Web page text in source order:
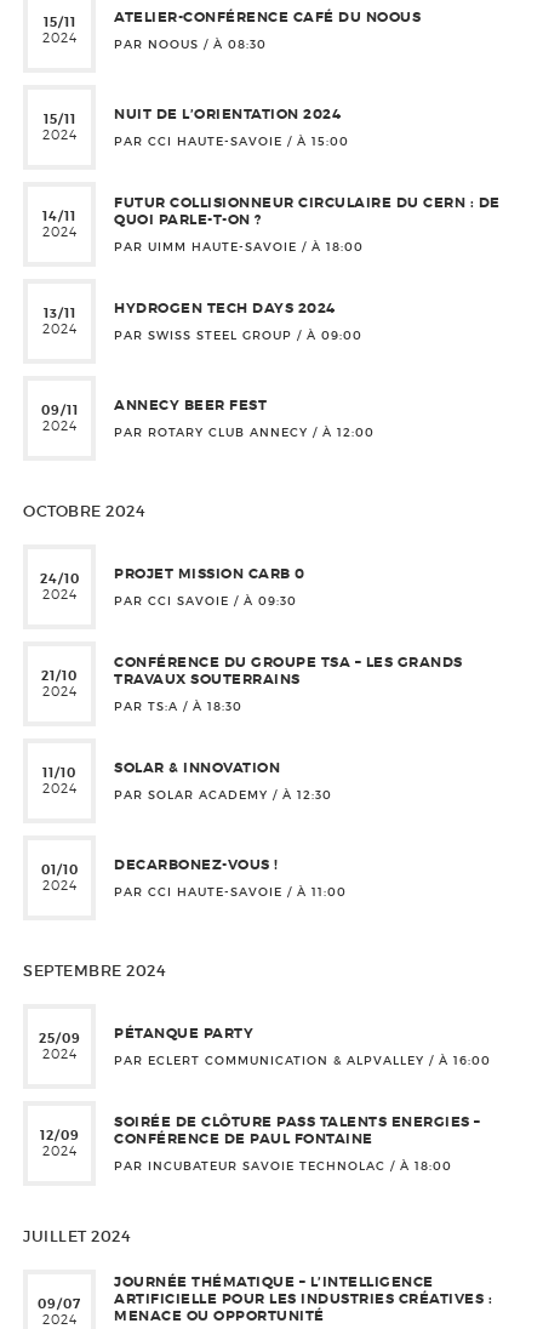
15/11
2024
ATELIER-CONFÉRENCE CAFÉ DU NOOUS
PAR NOOUS / À 08:30
15/11
2024
NUIT DE L’ORIENTATION 2024
PAR CCI HAUTE-SAVOIE / À 15:00
14/11
2024
FUTUR COLLISIONNEUR CIRCULAIRE DU CERN : DE
QUOI PARLE-T-ON ?
PAR UIMM HAUTE-SAVOIE / À 18:00
13/11
2024
HYDROGEN TECH DAYS 2024
PAR SWISS STEEL GROUP / À 09:00
09/11
2024
ANNECY BEER FEST
PAR ROTARY CLUB ANNECY / À 12:00
OCTOBRE 2024
24/10
2024
PROJET MISSION CARB 0
PAR CCI SAVOIE / À 09:30
21/10
2024
CONFÉRENCE DU GROUPE TSA – LES GRANDS
TRAVAUX SOUTERRAINS
PAR TS:A / À 18:30
11/10
2024
SOLAR & INNOVATION
PAR SOLAR ACADEMY / À 12:30
01/10
2024
DECARBONEZ-VOUS !
PAR CCI HAUTE-SAVOIE / À 11:00
SEPTEMBRE 2024
25/09
2024
PÉTANQUE PARTY
PAR ECLERT COMMUNICATION & ALPVALLEY / À 16:00
12/09
2024
SOIRÉE DE CLÔTURE PASS TALENTS ENERGIES –
CONFÉRENCE DE PAUL FONTAINE
PAR INCUBATEUR SAVOIE TECHNOLAC / À 18:00
JUILLET 2024
09/07
2024
JOURNÉE THÉMATIQUE – L’INTELLIGENCE
ARTIFICIELLE POUR LES INDUSTRIES CRÉATIVES :
MENACE OU OPPORTUNITÉ